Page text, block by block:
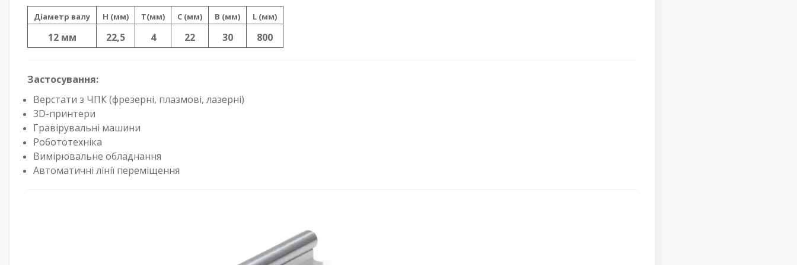
Діаметр валу H (мм) T(мм) C (мм) B (мм) L (мм)
12 мм 22,5 4 22 30 800
Застосування:
Верстати з ЧПК (фрезерні, плазмові, лазерні)
3D-принтери
Гравірувальні машини
Робототехніка
Вимірювальне обладнання
Автоматичні лінії переміщення